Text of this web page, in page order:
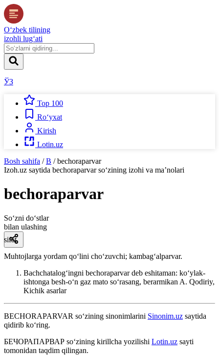
O‘zbek tilining
izohli lug‘ati
ЎЗ
Top 100
Ro‘yxat
Kirish
Lotin.uz
Bosh sahifa / B / bechoraparvar
Izoh.uz saytida bechoraparvarso‘zining izohi va ma’nolari
bechoraparvar
So‘zni do‘stlar
bilan ulashing
sifat
Muhtojlarga yordam qoʻlini choʻzuvchi; kambagʻalparvar.
Bachchatalogʻingni bechoraparvar deb eshitaman: koʻylak-
ishtonga besh-oʻn gaz mato soʻrasang, berarmikan A. Qodiriy,
Kichik asarlar
BECHORAPARVAR so‘zining sinonimlarini Sinonim.uz saytida
qidirib ko‘ring.
БЕЧОРАПАРВАР so‘zining kirillcha yozilishi Lotin.uz sayti
tomonidan taqdim qilingan.